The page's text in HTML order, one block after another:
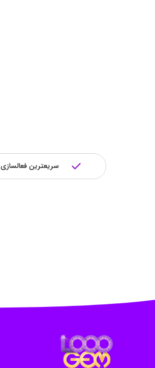
سریعترین فعالسازی